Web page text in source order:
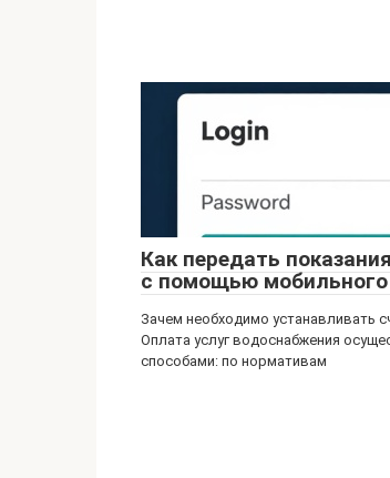
Как передать
с помощью мобильного
Зачем необходимо устанавливать
Оплата услуг водоснабжения
способами: по нормативам